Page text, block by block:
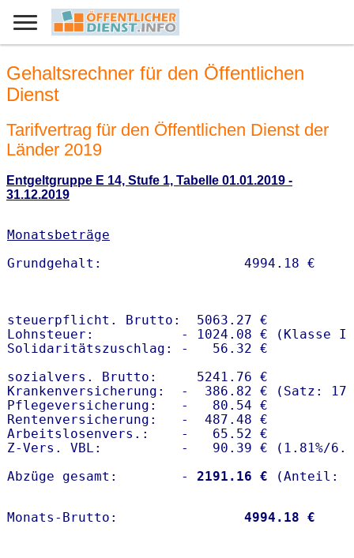
Gehaltsrechner für den Öffentlichen
Dienst
Tarifvertrag für den Öffentlichen Dienst der
Länder 2019
Entgeltgruppe E 14, Stufe 1, Tabelle 01.01.2019 -
31.12.2019
Monatsbeträge
steuerpflicht. Brutto:  5063.27 €
Lohnsteuer:           - 1024.08 € (Klasse I)
Solidaritätszuschlag: -   56.32 €
sozialvers. Brutto:     5241.76 €
Krankenversicherung:  -  386.82 € (Satz:
Pflegeversicherung:   -   80.54 €
Rentenversicherung:   -  487.48 €
Arbeitslosenvers.:    -   65.52 €
Z-Vers. VBL:          -   90.39 € ( 1.81%/
Abzüge gesamt:        -
2191.16 €
Monats-Brutto: 4994.18 €